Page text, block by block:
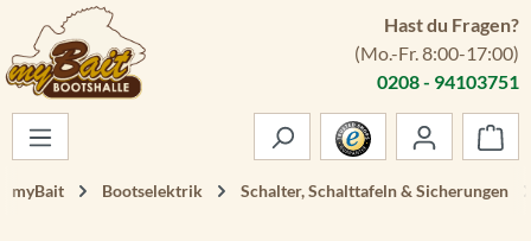
Zum Hauptinhalt springen
Hast du Fragen?
(Mo.-Fr. 8:00-17:00)
0208 - 94103751
myBait Bootselektrik Schalter, Schalttafeln & Sicherungen